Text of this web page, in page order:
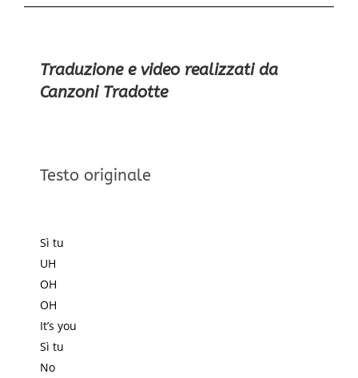
Traduzione e video realizzati da
Canzoni Tradotte
Testo originale
Sì tu
UH
OH
OH
It’s you
Sì tu
No